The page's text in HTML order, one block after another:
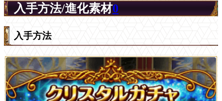
入手方法/進化素材0
入手方法